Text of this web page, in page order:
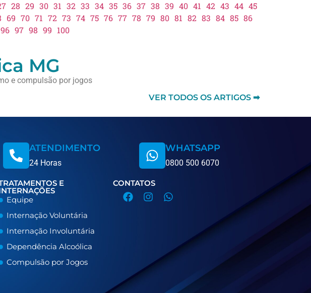
28 29 30 31 32 33 34 35 36 37 38 39 40 41 42 43 44 45
69 70 71 72 73 74 75 76 77 78 79 80 81 82 83 84 85 86
96 97 98 99 100
MG
e compulsão por jogos
VER TODOS OS ARTIGOS ➡
ATENDIMENTO
24 Horas
WHATSAPP
0800 500 6070
E
Equipe
Internação Voluntária
Internação Involuntária
Dependência Alcoólica
Compulsão por Jogos
CONTATOS